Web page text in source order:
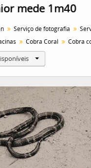
mede 1m40
Serviço de fotografia
Cobra Coral